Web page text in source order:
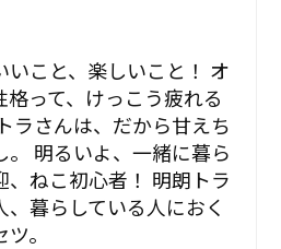
いこと、楽しいこと！ オ
って、けっこう疲れる
ラさんは、だから甘えち
。 明るいよ、一緒に暮ら
、ねこ初心者！ 明朗トラ
暮らしている人におく
。